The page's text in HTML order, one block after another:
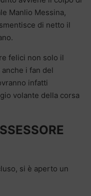
Manlio Messina,
di netto il
felici non solo il
i fan del
infatti
volante della corsa
si è aperto un